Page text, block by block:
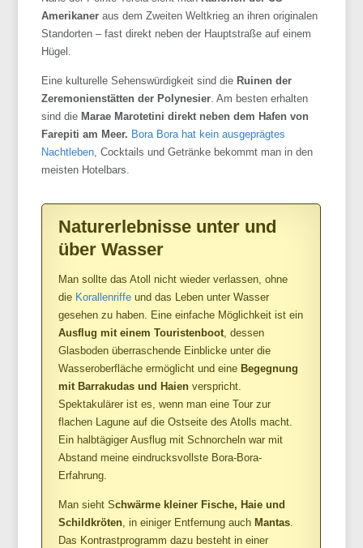
Amerikaner aus dem Zweiten Weltkrieg an ihren originalen
Standorten – fast direkt neben der Hauptstraße auf einem
Hügel.
Eine kulturelle Sehenswürdigkeit sind die Ruinen der
Zeremonienstätten der Polynesier. Am besten erhalten
sind die Marae Marotetini direkt neben dem Hafen von
Farepiti am Meer. BoraBora hat kein ausgeprägtes
Nachtleben, Cocktails und Getränke bekommt man in den
meisten Hotelbars.
Naturerlebnisse unter und
über Wasser
Man sollte das Atoll nicht wieder verlassen, ohne
die Korallenriffe und das Leben unter Wasser
gesehen zu haben. Eine einfache Möglichkeit ist ein
Ausflug mit einemTouristenboot, dessen
Glasboden überraschende Einblicke unter die
Wasseroberfläche ermöglicht und eine Begegnung
mit Barrakudas und Haien verspricht.
Spektakulärer ist es, wenn man eine Tour zur
flachen Lagune auf die Ostseite des Atolls macht.
Ein halbtägiger Ausflug mit Schnorcheln war mit
Abstand meine eindrucksvollste Bora-Bora-
Erfahrung.
Man sieht Schwärme kleiner Fische, Haie und
Schildkröten, in einiger Entfernung auch Mantas.
Das Kontrastprogramm dazu besteht in einer